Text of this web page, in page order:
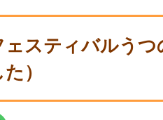
ェスティバルう
）